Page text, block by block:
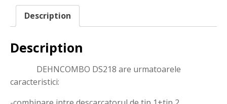
Description
Description
DEHNCOMBO DS218 are urmatoarele
caracteristici: